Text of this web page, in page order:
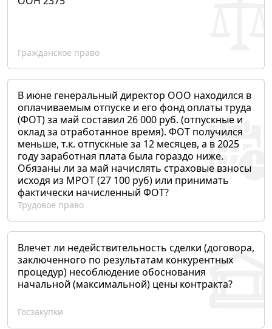
Гражданское право
В июне генеральный директор ООО находился в
оплачиваемым отпуске и его фонд оплаты труда
(ФОТ) за май составил 26 000 руб. (отпускные и
оклад за отработанное время). ФОТ получился
меньше, т.к. отпускные за 12 месяцев, а в 2025
году заработная плата была гораздо ниже.
Обязаны ли за май начислять страховые взносы
исходя из МРОТ (27 100 руб) или принимать
фактически начисленный ФОТ?
Трудовое право
Влечет ли недействительность сделки (договора,
заключенного по результатам конкурентных
процедур) несоблюдение обоснования
начальной (максимальной) цены контракта?
Госзакупки